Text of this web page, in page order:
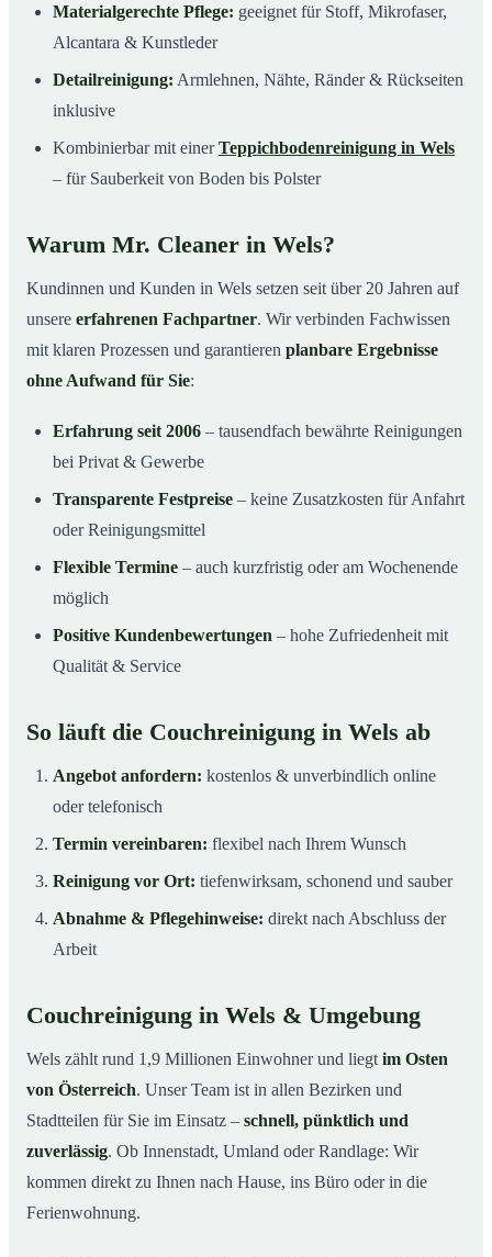
Materialgerechte Pflege: geeignet für Stoff, Mikrofaser,
Alcantara & Kunstleder
Detailreinigung: Armlehnen, Nähte, Ränder & Rückseiten
inklusive
Kombinierbar mit einerTeppichbodenreinigung in Wels
– für Sauberkeit von Boden bis Polster
Warum Mr. Cleaner in Wels?
Kundinnen und Kunden in Wels setzen seit über 20 Jahren auf
unsere erfahrenen Fachpartner. Wir verbinden Fachwissen
mit klaren Prozessen und garantieren planbare Ergebnisse
ohne Aufwand für Sie:
Erfahrung seit 2006 – tausendfach bewährte Reinigungen
bei Privat & Gewerbe
Transparente Festpreise – keine Zusatzkosten für Anfahrt
oder Reinigungsmittel
Flexible Termine – auch kurzfristig oder am Wochenende
möglich
Positive Kundenbewertungen – hohe Zufriedenheit mit
Qualität & Service
So läuft die Couchreinigung in Wels ab
Angebot anfordern: kostenlos & unverbindlich online
oder telefonisch
Termin vereinbaren: flexibel nach Ihrem Wunsch
Reinigung vor Ort: tiefenwirksam, schonend und sauber
Abnahme & Pflegehinweise: direkt nach Abschluss der
Arbeit
Couchreinigung in Wels & Umgebung
Wels zählt rund 1,9 Millionen Einwohner und liegt im Osten
von Österreich. Unser Team ist in allen Bezirken und
Stadtteilen für Sie im Einsatz – schnell, pünktlich und
zuverlässig. Ob Innenstadt, Umland oder Randlage: Wir
kommen direkt zu Ihnen nach Hause, ins Büro oder in die
Ferienwohnung.